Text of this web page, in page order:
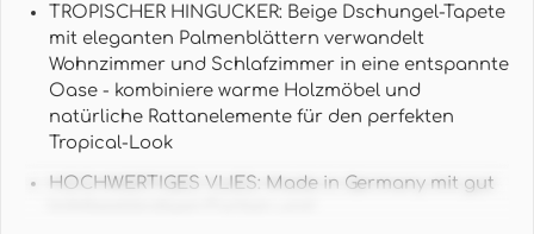
TROPISCHER HINGUCKER: Beige Dschungel-Tapete
mit eleganten Palmenblättern verwandelt
Wohnzimmer und Schlafzimmer in eine entspannte
Oase - kombiniere warme Holzmöbel und
natürliche Rattanelemente für den perfekten
Tropical-Look
HOCHWERTIGES VLIES: Made in Germany mit gut